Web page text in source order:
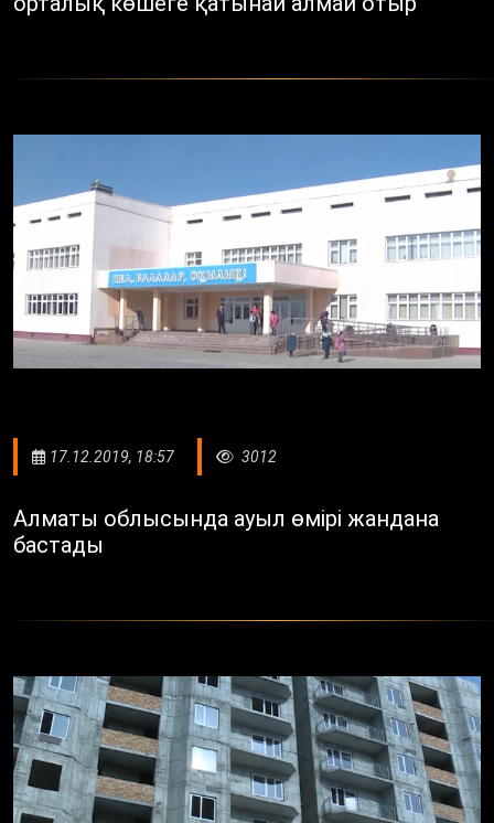
17.12.2019, 18:57 3012
Алматы облысында ауыл өмірі жандана
бастады